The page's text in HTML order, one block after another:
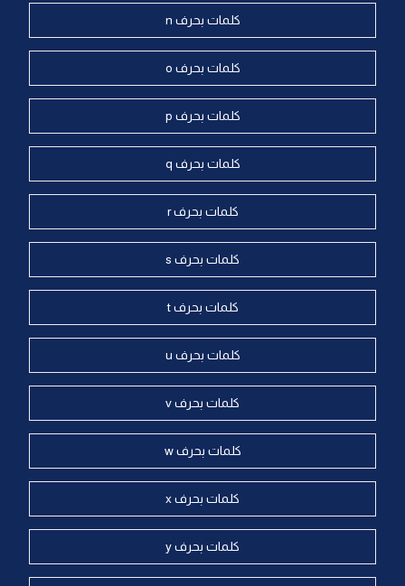
كلمات بحرف n
كلمات بحرف o
كلمات بحرف p
كلمات بحرف q
كلمات بحرف r
كلمات بحرف s
كلمات بحرف t
كلمات بحرف u
كلمات بحرف v
كلمات بحرف w
كلمات بحرف x
كلمات بحرف y